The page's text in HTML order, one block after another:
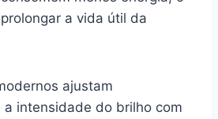
a vida útil da
ajustam
intensidade do brilho com